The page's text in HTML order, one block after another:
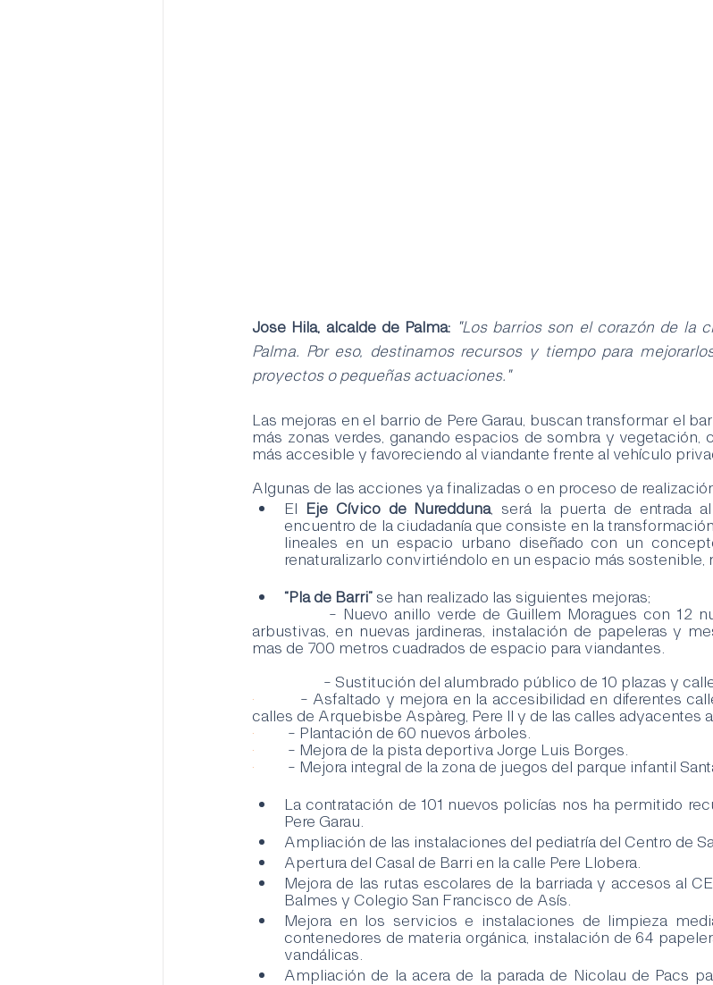
Jose Hila, alcalde de Palma: "Los barrios son el corazón de la
Palma. Por eso, destinamos recursos y tiempo para
proyectos o pequeñas actuaciones."
Las mejoras en el barrio de Pere Garau, buscan transformar el
más zonas verdes, ganando espacios de sombra y vegetación,
más accesible y favoreciendo al viandante frente al vehículo
Algunas de las acciones ya finalizadas o en proceso de
El Eje Cívico de Nuredduna, será la puerta de entrada
encuentro de la ciudadanía que consiste en la
lineales en un espacio urbano diseñado con un
renaturalizarlo convirtiéndolo en un espacio más sostenible,
“Pla de Barri” se han realizado las siguientes mejoras;
arbustivas, en nuevas jardineras, instalación de papeleras y
mas de 700 metros cuadrados de espacio para viandantes.
- Sustitución del alumbrado público de 10 plazas y
·
calles de Arquebisbe Aspàreg, Pere II y de las calles adyacentes a
·
	- Plantación de 60 nuevos árboles.
·
	- Mejora de la pista deportiva Jorge Luis Borges.
·
- Mejora integral de la zona de juegos del parque infantil
La contratación de 101 nuevos policías nos ha permitido
Pere Garau.
Ampliación de las instalaciones del pediatría del Centro de
Apertura del Casal de Barri en la calle Pere Llobera.
Mejora de las rutas escolares de la barriada y accesos al
Balmes y Colegio San Francisco de Asís.
Mejora en los servicios e instalaciones de limpieza
contenedores de materia orgánica, instalación de 64
vandálicas.
Ampliación de la acera de la parada de Nicolau de Pacs